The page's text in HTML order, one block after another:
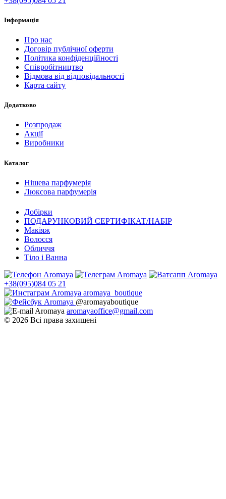
Інформація
Про нас
Договір публічної оферти
Політика конфіденційності
Співробітництво
Відмова від відповідальності
Карта сайту
Додатково
Розпродаж
Акції
Виробники
Каталог
Нішева парфумерія
Люксова парфумерія
Добірки
ПОДАРУНКОВИЙ СЕРТИФІКАТ/НАБІР
Макіяж
Волосся
Обличчя
Тіло і Ванна
+38(095)084 05 21
aromaya_boutique
@aromayaboutique
aromayaoffice@gmail.com
© 2026 Всі права захищені